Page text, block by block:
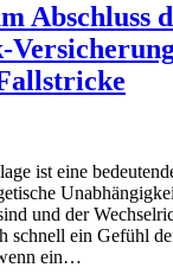
Abschluss
ist eine
und der
schnell ein Gefühl
ein…